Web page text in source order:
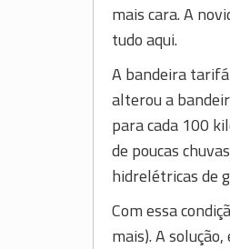
mais cara. A
tudo aqui.
A bandeira
alterou a
para cada 100
de poucas
hidrelétricas de
Com essa
mais). A